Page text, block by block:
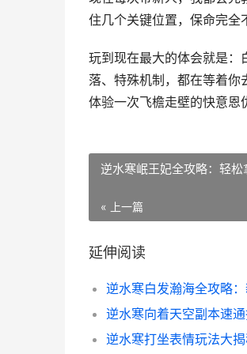
住几个关键位置，保命完全
玩到现在最大的体会就是：
落、特殊机制，都在等着
体验一次飞檐走壁的快意恩
逆水寒岷王妃全攻略：轻
« 上一篇
延伸阅读